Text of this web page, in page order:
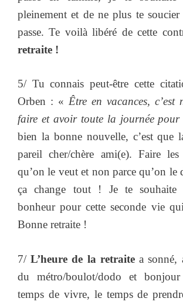
pleinement et de ne plus te
passe. Te voilà libéré de cette
retraite !
5/ Tu connais peut-être cette
Orben : « Être en vacances, c’est
faire et avoir toute la journée
bien la bonne nouvelle, c’est que
pareil cher/chère ami(e). Faire les
qu’on le veut et non parce qu’on le
ça change tout ! Je te souhaite
bonheur pour cette seconde vie
Bonne retraite !
7/L’heure de la retraitea sonné,
du métro/boulot/dodo et
temps de vivre, le temps de